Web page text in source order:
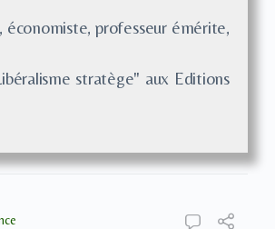
économiste, professeur émérite,
stratège" aux Editions